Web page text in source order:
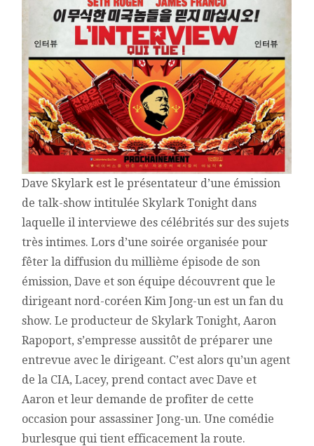
Dave Skylark est le présentateur d’une émission
de talk-show intitulée Skylark Tonight dans
laquelle il interviewe des célébrités sur des sujets
très intimes. Lors d’une soirée organisée pour
fêter la diffusion du millième épisode de son
émission, Dave et son équipe découvrent que le
dirigeant nord-coréen Kim Jong-un est un fan du
show. Le producteur de Skylark Tonight, Aaron
Rapoport, s’empresse aussitôt de préparer une
entrevue avec le dirigeant. C’est alors qu’un agent
de la CIA, Lacey, prend contact avec Dave et
Aaron et leur demande de profiter de cette
occasion pour assassiner Jong-un. Une comédie
burlesque qui tient efficacement la route.